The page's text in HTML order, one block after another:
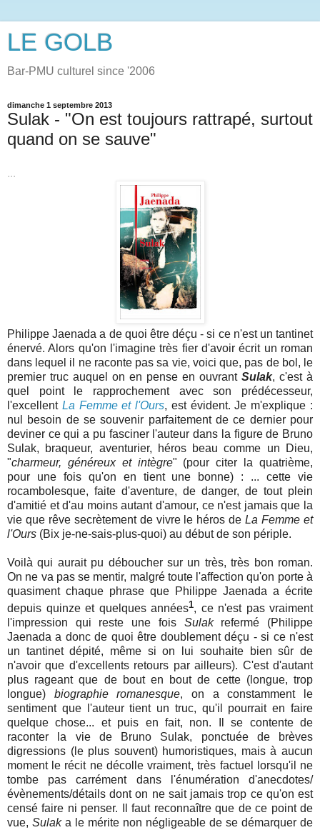
LE GOLB
Bar-PMU culturel since '2006
dimanche 1 septembre 2013
Sulak - "On est toujours rattrapé, surtout
quand on se sauve"
...
Philippe Jaenada a de quoi être déçu - si ce n'est un tantinet
énervé. Alors qu'on l'imagine très fier d'avoir écrit un roman
dans lequel il ne raconte pas sa vie, voici que, pas de bol, le
premier truc auquel on en pense en ouvrant Sulak, c'est à
quel point le rapprochement avec son prédécesseur,
l'excellent La Femme et l'Ours, est évident. Je m'explique :
nul besoin de se souvenir parfaitement de ce dernier pour
deviner ce qui a pu fasciner l'auteur dans la figure de Bruno
Sulak, braqueur, aventurier, héros beau comme un Dieu,
"charmeur, généreux et intègre" (pour citer la quatrième,
pour une fois qu'on en tient une bonne) : ... cette vie
rocambolesque, faite d'aventure, de danger, de tout plein
d'amitié et d'au moins autant d'amour, ce n'est jamais que la
vie que rêve secrètement de vivre le héros deLa Femme et
l'Ours (Bix je-ne-sais-plus-quoi) au début de son périple.
Voilà qui aurait pu déboucher sur un très, très bon roman.
On ne va pas se mentir, malgré toute l'affection qu'on porte à
quasiment chaque phrase que Philippe Jaenada a écrite
depuis quinze et quelques années1, ce n'est pas vraiment
l'impression qui reste une fois Sulakrefermé (Philippe
Jaenada a donc de quoi être doublement déçu - si ce n'est
un tantinet dépité, même si on lui souhaite bien sûr de
n'avoir que d'excellents retours par ailleurs). C'est d'autant
plus rageant que de bout en bout de cette (longue, trop
longue) biographie romanesque, on a constamment le
sentiment que l'auteur tient un truc, qu'il pourrait en faire
quelque chose... et puis en fait, non. Il se contente de
raconter la vie de Bruno Sulak, ponctuée de brèves
digressions (le plus souvent) humoristiques, mais à aucun
moment le récit ne décolle vraiment, très factuel lorsqu'il ne
tombe pas carrément dans l'énumération d'anecdotes/
évènements/détails dont on ne sait jamais trop ce qu'on est
censé faire ni penser. Il faut reconnaître que de ce point de
vue, Sulaka le mérite non négligeable de se démarquer de